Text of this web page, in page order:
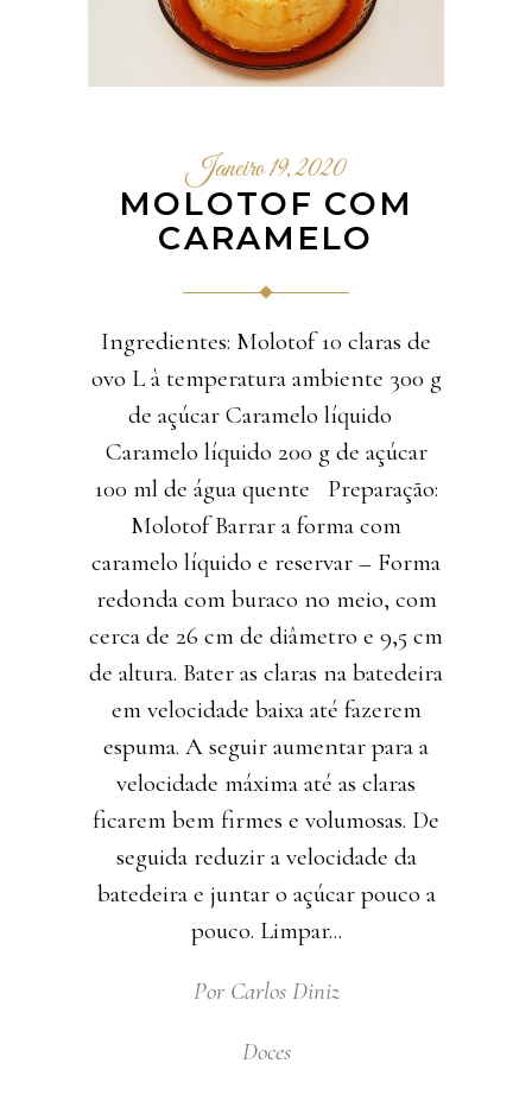
Janeiro 19, 2020
MOLOTOF COM
CARAMELO
Ingredientes: Molotof 10 claras de
ovo L à temperatura ambiente 300 g
de açúcar Caramelo líquido
Caramelo líquido 200 g de açúcar
100 ml de água quente Preparação:
Molotof Barrar a forma com
caramelo líquido e reservar – Forma
redonda com buraco no meio, com
cerca de 26 cm de diâmetro e 9,5 cm
de altura. Bater as claras na batedeira
em velocidade baixa até fazerem
espuma. A seguir aumentar para a
velocidade máxima até as claras
ficarem bem firmes e volumosas. De
seguida reduzir a velocidade da
batedeira e juntar o açúcar pouco a
pouco. Limpar
Por Carlos Diniz
Doces